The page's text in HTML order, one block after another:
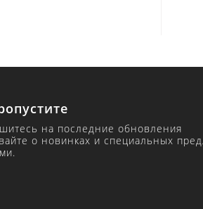
на последние обновления
о новинках и специальных